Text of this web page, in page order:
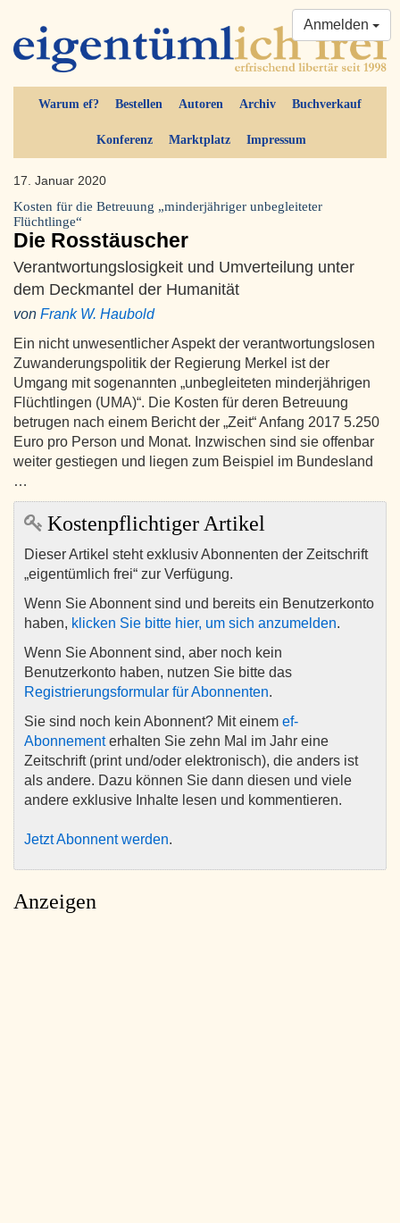
Warum ef? Bestellen Autoren Archiv Buchverkauf
Konferenz Marktplatz Impressum
Anmelden
17. Januar 2020
Kosten für die Betreuung „minderjähriger unbegleiteter
Flüchtlinge“
Die Rosstäuscher
Verantwortungslosigkeit und Umverteilung unter
dem Deckmantel der Humanität
von Frank W. Haubold
Ein nicht unwesentlicher Aspekt der verantwortungslosen
Zuwanderungspolitik der Regierung Merkel ist der
Umgang mit sogenannten „unbegleiteten minderjährigen
Flüchtlingen (UMA)“. Die Kosten für deren Betreuung
betrugen nach einem Bericht der „Zeit“ Anfang 2017 5.250
Euro pro Person und Monat. Inzwischen sind sie offenbar
weiter gestiegen und liegen zum Beispiel im Bundesland
…
Kostenpflichtiger Artikel
Dieser Artikel steht exklusiv Abonnenten der Zeitschrift
„eigentümlich frei“ zur Verfügung.
Wenn Sie Abonnent sind und bereits ein Benutzerkonto
haben, klicken Sie bitte hier, um sich anzumelden.
Wenn Sie Abonnent sind, aber noch kein
Benutzerkonto haben, nutzen Sie bitte das
Registrierungsformular für Abonnenten.
Sie sind noch kein Abonnent? Mit einem ef-
Abonnementerhalten Sie zehn Mal im Jahr eine
Zeitschrift (print und/oder elektronisch), die anders ist
als andere. Dazu können Sie dann diesen und viele
andere exklusive Inhalte lesen und kommentieren.
Jetzt Abonnent werden.
Anzeigen